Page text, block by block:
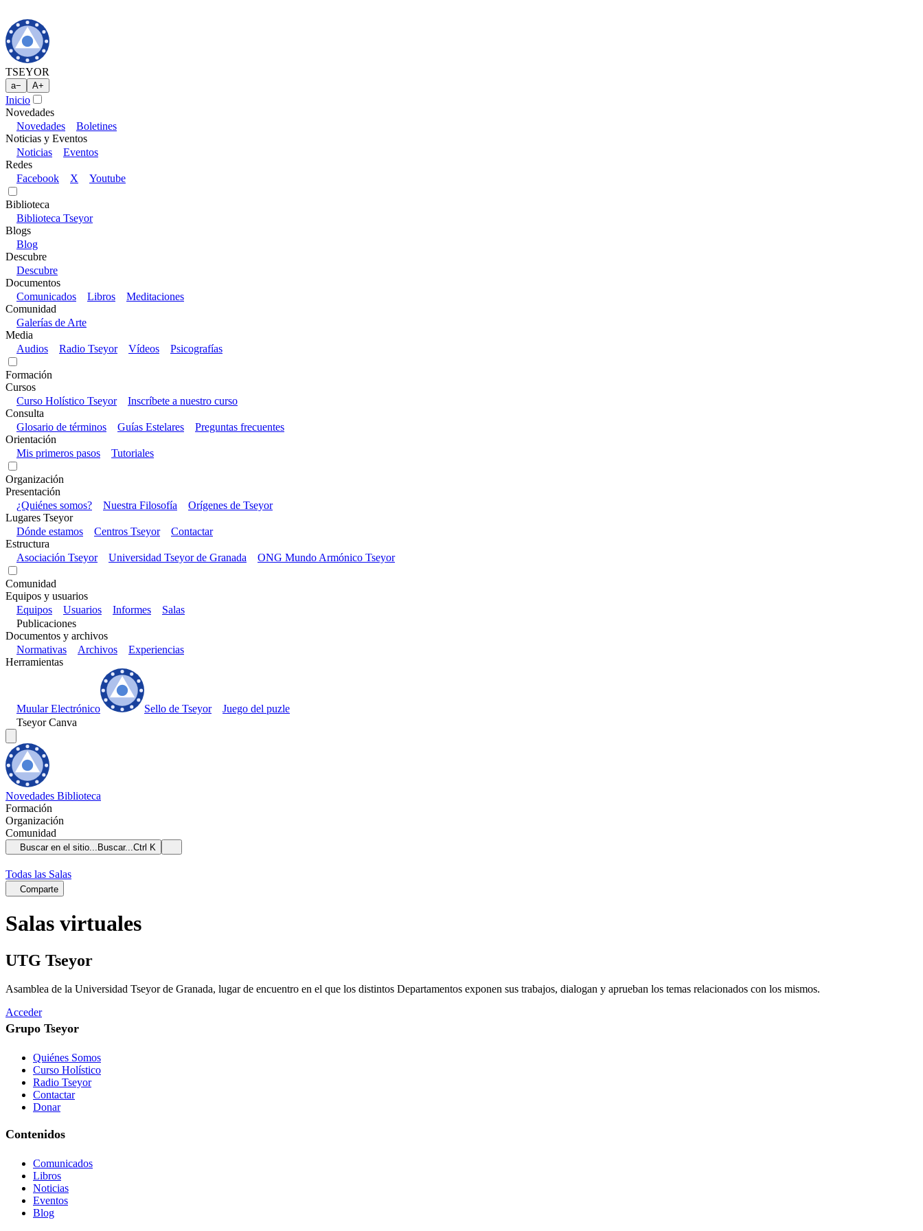
TSEYOR
a− A+
Inicio
Novedades
Novedades
Boletines
Noticias y Eventos
Noticias
Eventos
Redes
Facebook
X Youtube
Biblioteca
Biblioteca Tseyor
Blogs
Blog
Descubre
Descubre
Documentos
Comunicados
Libros
Meditaciones
Comunidad
Galerías de Arte
Media
Audios
Radio Tseyor Vídeos Psicografías
Formación
Cursos
Curso Holístico Tseyor
Inscríbete a nuestro curso
Consulta
Glosario de términos
Guías Estelares
Preguntas frecuentes
Orientación
Mis primeros pasos
Tutoriales
Organización
Presentación
¿Quiénes somos?
Nuestra Filosofía
Orígenes de Tseyor
Lugares Tseyor
Dónde estamos
Centros Tseyor
Contactar
Estructura
Asociación Tseyor
Universidad Tseyor de Granada ONG Mundo Armónico Tseyor
Comunidad
Equipos y usuarios
Equipos
Usuarios Informes
Salas
Publicaciones
Documentos y archivos
Normativas
Archivos
Experiencias
Herramientas
Muular Electrónico Sello de Tseyor
Juego del puzle
Tseyor Canva
Novedades Biblioteca
Formación
Organización
Comunidad
Buscar en el sitio... Buscar...Ctrl K
Todas las Salas
Comparte
Salas virtuales
UTG Tseyor
Asamblea de la Universidad Tseyor de Granada, lugar de encuentro en el que los distintos Departamentos exponen sus trabajos, dialogan y aprueban los temas relacionados con los mismos.
Acceder
Grupo Tseyor
Quiénes Somos
Curso Holístico
Radio Tseyor
Contactar
Donar
Contenidos
Comunicados
Libros
Noticias
Eventos
Blog